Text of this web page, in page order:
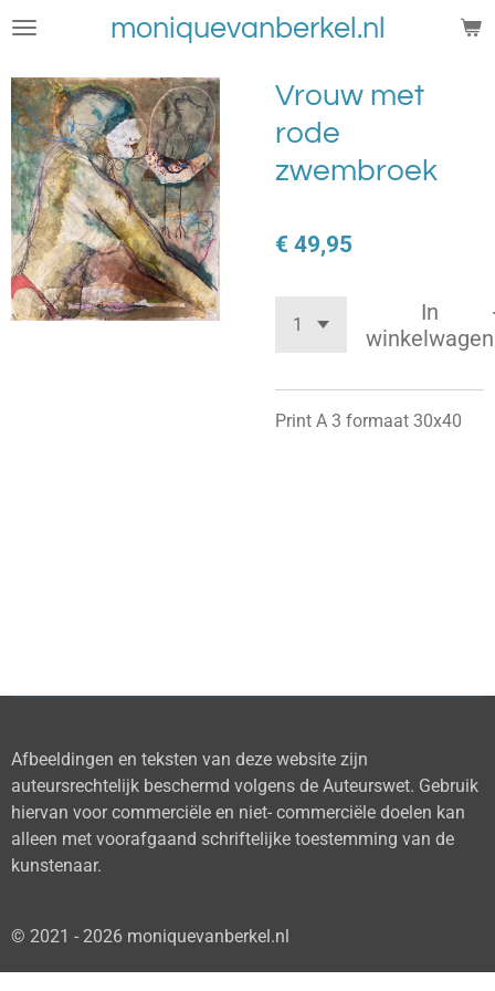
Ga
naar
de
hoofdinhoud
moniquevanberkel.nl
Vrouw met
rode
zwembroek
€ 49,95
In
winkelwagen
Print A 3 formaat 30x40
Afbeeldingen en teksten van deze website zijn
auteursrechtelijk beschermd volgens de Auteurswet. Gebruik
hiervan voor commerciële en niet- commerciële doelen kan
alleen met voorafgaand schriftelijke toestemming van de
kunstenaar.
© 2021 - 2026 moniquevanberkel.nl